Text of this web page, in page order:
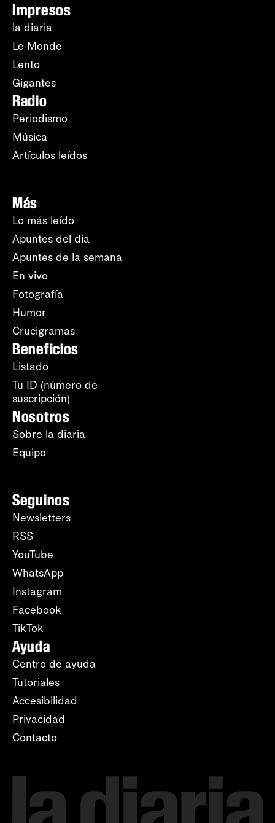
Impresos
la diaria
Le Monde
Lento
Gigantes
Radio
Periodismo
Música
Artículos leídos
Más
Lo más leído
Apuntes del día
Apuntes de la semana
En vivo
Fotografía
Humor
Crucigramas
Beneficios
Listado
Tu ID (número de
suscripción)
Nosotros
Sobre la diaria
Equipo
Seguinos
Newsletters
RSS
YouTube
WhatsApp
Instagram
Facebook
TikTok
Ayuda
Centro de ayuda
Tutoriales
Accesibilidad
Privacidad
Contacto